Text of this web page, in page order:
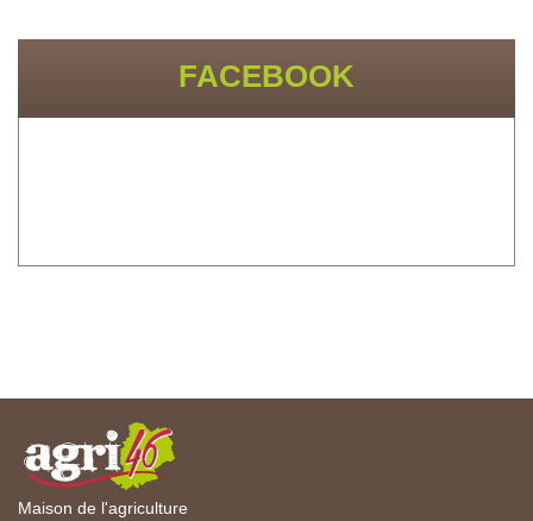
FACEBOOK
Maison de l'agriculture